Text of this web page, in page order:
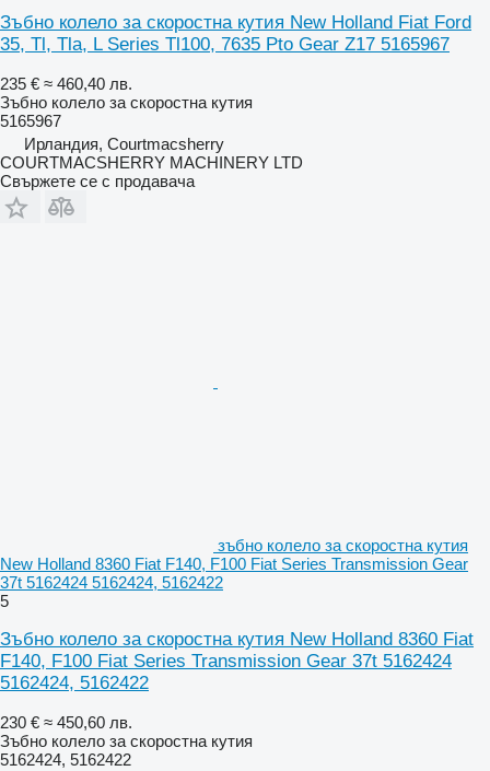
Зъбно колело за скоростна кутия New Holland Fiat Ford
35, Tl, Tla, L Series Tl100, 7635 Pto Gear Z17 5165967
235 € ≈ 460,40 лв.
Зъбно колело за скоростна кутия
5165967
Ирландия, Courtmacsherry
COURTMACSHERRY MACHINERY LTD
Свържете се с продавача
зъбно колело за скоростна кутия
New Holland 8360 Fiat F140, F100 Fiat Series Transmission Gear
37t 5162424 5162424, 5162422
5
Зъбно колело за скоростна кутия New Holland 8360 Fiat
F140, F100 Fiat Series Transmission Gear 37t 5162424
5162424, 5162422
230 € ≈ 450,60 лв.
Зъбно колело за скоростна кутия
5162424, 5162422